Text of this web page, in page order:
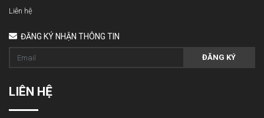
Liên hệ
ĐĂNG KÝ NHẬN THÔNG TIN
ĐĂNG KÝ
LIÊN HỆ